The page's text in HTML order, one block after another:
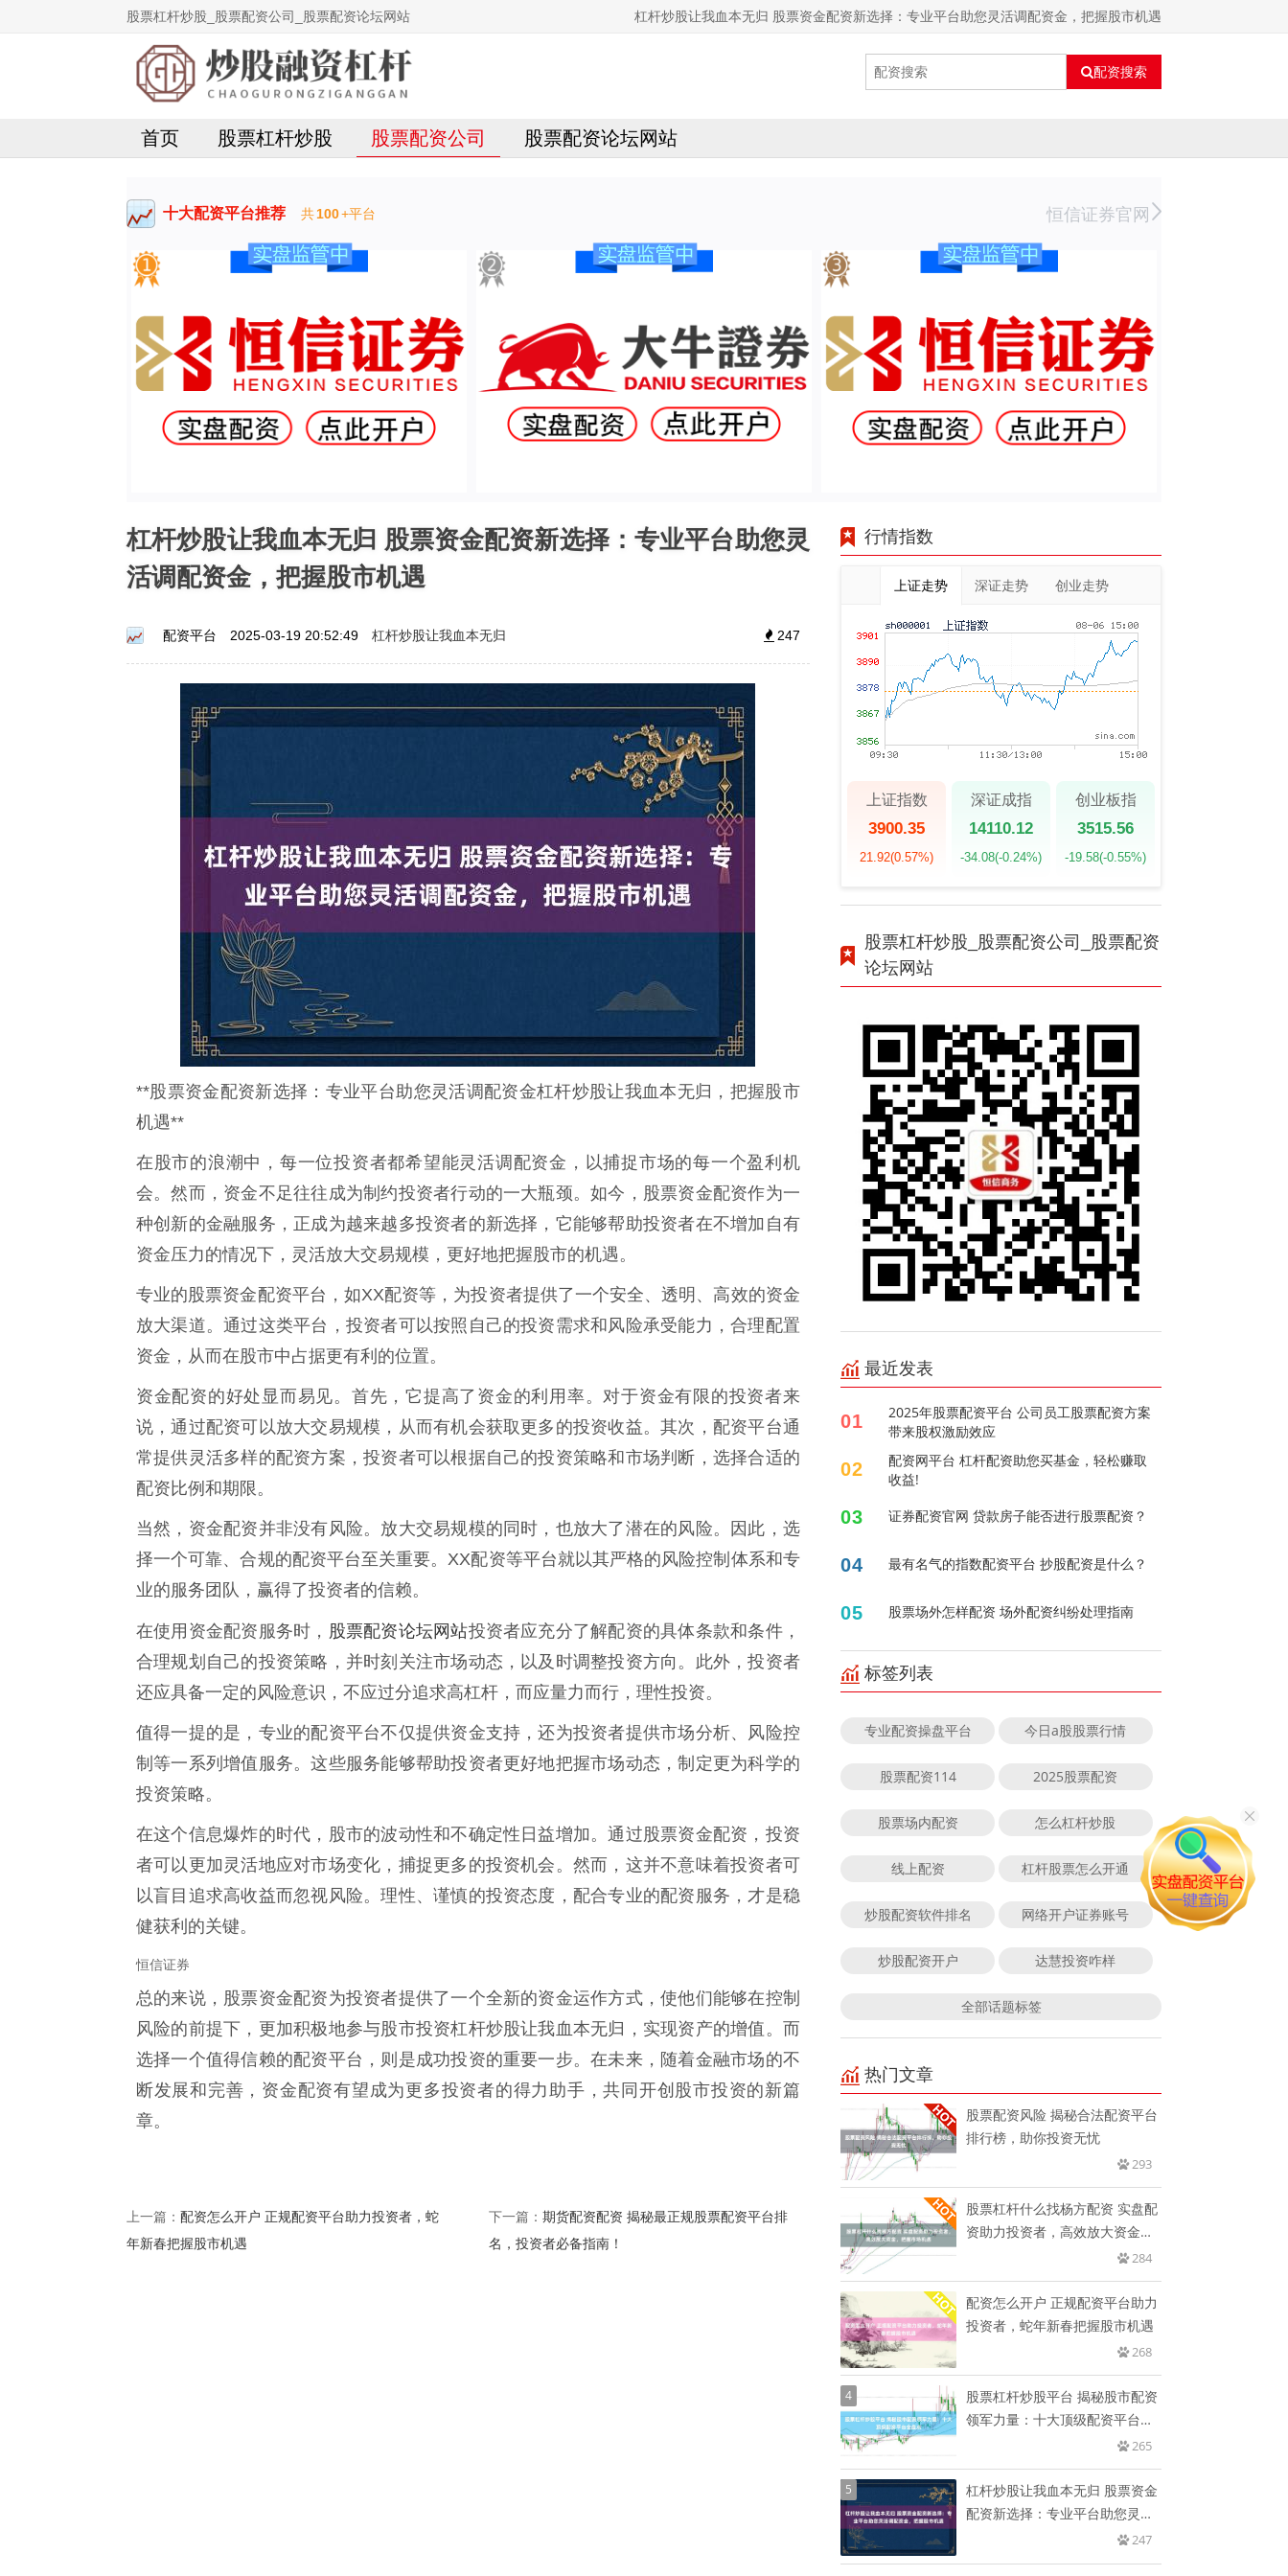
股票杠杆炒股_股票配资公司_股票配资论坛网站 杠杆炒股让我血本无归 股票资金配资新选择：专业平台助您灵活调配资金，把握股市机遇
配资搜索
首页 股票杠杆炒股 股票配资公司 股票配资论坛网站
十大配资平台推荐 共100+平台 恒信证券官网
杠杆炒股让我血本无归 股票资金配资新选择：专业平台助您灵
活调配资金，把握股市机遇
配资平台 2025-03-19 20:52:49 杠杆炒股让我血本无归 247
**股票资金配资新选择：专业平台助您灵活调配资金杠杆炒股让我血本无归，把握股市
机遇**
在股市的浪潮中，每一位投资者都希望能灵活调配资金，以捕捉市场的每一个盈利机
会。然而，资金不足往往成为制约投资者行动的一大瓶颈。如今，股票资金配资作为一
种创新的金融服务，正成为越来越多投资者的新选择，它能够帮助投资者在不增加自有
资金压力的情况下，灵活放大交易规模，更好地把握股市的机遇。
专业的股票资金配资平台，如XX配资等，为投资者提供了一个安全、透明、高效的资金
放大渠道。通过这类平台，投资者可以按照自己的投资需求和风险承受能力，合理配置
资金，从而在股市中占据更有利的位置。
资金配资的好处显而易见。首先，它提高了资金的利用率。对于资金有限的投资者来
说，通过配资可以放大交易规模，从而有机会获取更多的投资收益。其次，配资平台通
常提供灵活多样的配资方案，投资者可以根据自己的投资策略和市场判断，选择合适的
配资比例和期限。
当然，资金配资并非没有风险。放大交易规模的同时，也放大了潜在的风险。因此，选
择一个可靠、合规的配资平台至关重要。XX配资等平台就以其严格的风险控制体系和专
业的服务团队，赢得了投资者的信赖。
在使用资金配资服务时， 股票配资论坛网站投资者应充分了解配资的具体条款和条件，
合理规划自己的投资策略，并时刻关注市场动态，以及时调整投资方向。此外，投资者
还应具备一定的风险意识，不应过分追求高杠杆，而应量力而行，理性投资。
值得一提的是，专业的配资平台不仅提供资金支持，还为投资者提供市场分析、风险控
制等一系列增值服务。这些服务能够帮助投资者更好地把握市场动态，制定更为科学的
投资策略。
在这个信息爆炸的时代，股市的波动性和不确定性日益增加。通过股票资金配资，投资
者可以更加灵活地应对市场变化，捕捉更多的投资机会。然而，这并不意味着投资者可
以盲目追求高收益而忽视风险。理性、谨慎的投资态度，配合专业的配资服务，才是稳
健获利的关键。
恒信证券
总的来说，股票资金配资为投资者提供了一个全新的资金运作方式，使他们能够在控制
风险的前提下，更加积极地参与股市投资杠杆炒股让我血本无归，实现资产的增值。而
选择一个值得信赖的配资平台，则是成功投资的重要一步。在未来，随着金融市场的不
断发展和完善，资金配资有望成为更多投资者的得力助手，共同开创股市投资的新篇
章。
上一篇： 配资怎么开户 正规配资平台助力投资者，蛇
年新春把握股市机遇
下一篇： 期货配资配资 揭秘最正规股票配资平台排
名，投资者必备指南！
行情指数
上证走势 深证走势 创业走势
上证指数
3900.35
21.92(0.57%)
深证成指
14110.12
-34.08(-0.24%)
创业板指
3515.56
-19.58(-0.55%)
股票杠杆炒股_股票配资公司_股票配资
论坛网站
最近发表
01
2025年股票配资平台 公司员工股票配资方案
带来股权激励效应
02
配资网平台 杠杆配资助您买基金，轻松赚取
收益!
03 证券配资官网 贷款房子能否进行股票配资？
04 最有名气的指数配资平台 抄股配资是什么？
05 股票场外怎样配资 场外配资纠纷处理指南
标签列表
专业配资操盘平台 今日a股股票行情
股票配资114 2025股票配资
股票场内配资 怎么杠杆炒股
线上配资 杠杆股票怎么开通
炒股配资软件排名 网络开户证券账号
炒股配资开户 达慧投资咋样
全部话题标签
热门文章
股票配资风险 揭秘合法配资平台
排行榜，助你投资无忧
293
股票杠杆什么找杨方配资 实盘配
资助力投资者，高效放大资金，
284
配资怎么开户 正规配资平台助力
投资者，蛇年新春把握股市机遇
268
4
股票杠杆炒股平台 揭秘股市配资
领军力量：十大顶级配资平台全
265
5
杠杆炒股让我血本无归 股票资金
配资新选择：专业平台助您灵活
247